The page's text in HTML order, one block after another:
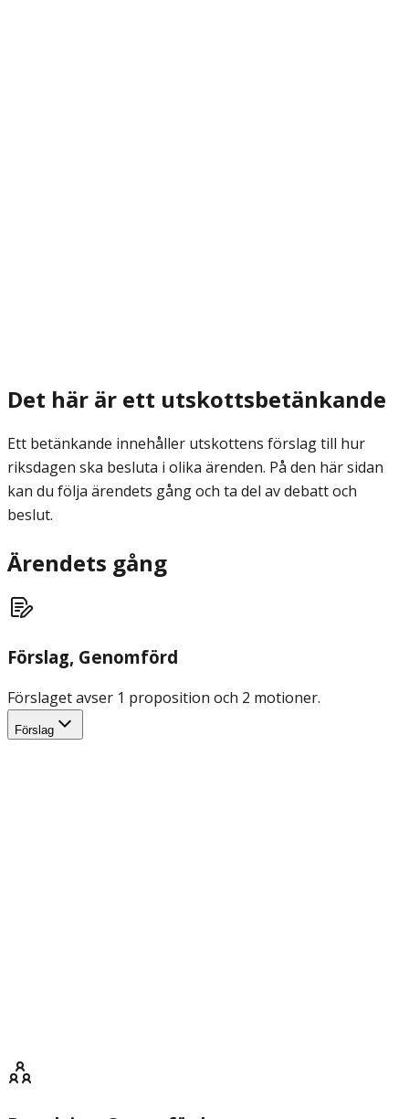
Det här är ett utskottsbetänkande
Ett betänkande innehåller utskottens förslag till hur
riksdagen ska besluta i olika ärenden. På den här sidan
kan du följa ärendets gång och ta del av debatt och
beslut.
Ärendets gång
Förslag, Genomförd
Förslaget avser 1 proposition och 2 motioner.
Förslag